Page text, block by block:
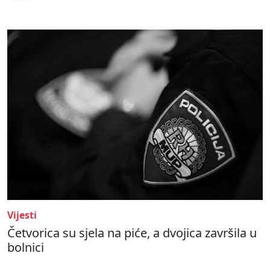
Vijesti
Četvorica su sjela na piće, a dvojica završila u
bolnici